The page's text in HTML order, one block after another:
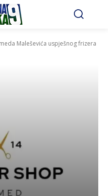
Maleševića uspješnog frizera